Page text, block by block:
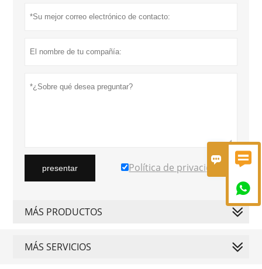
 

presentar Política de privacidad
MÁS PRODUCTOS
MÁS SERVICIOS